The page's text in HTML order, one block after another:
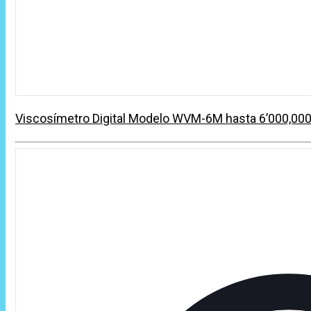
Viscosímetro Digital Modelo WVM-6M hasta